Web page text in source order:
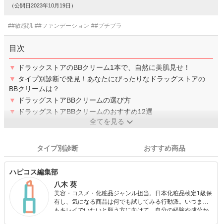
（公開日2023年10月19日）
##敏感肌 ##ファンデーション ##プチプラ
目次
▼
ドラックストアのBBクリーム1本で、自然に美肌見せ！
▼ タイプ別診断で発見！あなたにぴったりなドラッグストアの
BBクリームは？
▼
ドラッグストアBBクリームの選び方
▼
ドラッグストアBBクリームのおすすめ12選
全てを見る
タイプ別診断 おすすめ商品
ハピコス編集部
八木 葵
美容・コスメ・化粧品ジャンル担当。日本化粧品検定1級保
有し、気になる商品は何でも試してみる行動派。いつまで
もキレイでいたいと願う方に向けて、自分の経験や成分か